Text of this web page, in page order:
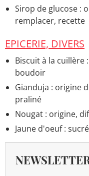
Sirop de glucose :
remplacer, recette
EPICERIE, DIVERS
Biscuit à la cuillère
boudoir
Gianduja : origine
praliné
Nougat : origine,
Jaune d'oeuf :